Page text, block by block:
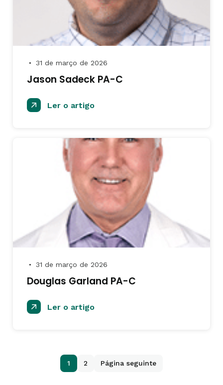
● 31 de março de 2026
Jason Sadeck PA-C
Ler o artigo
● 31 de março de 2026
Douglas Garland PA-C
Ler o artigo
1 2 Página seguinte